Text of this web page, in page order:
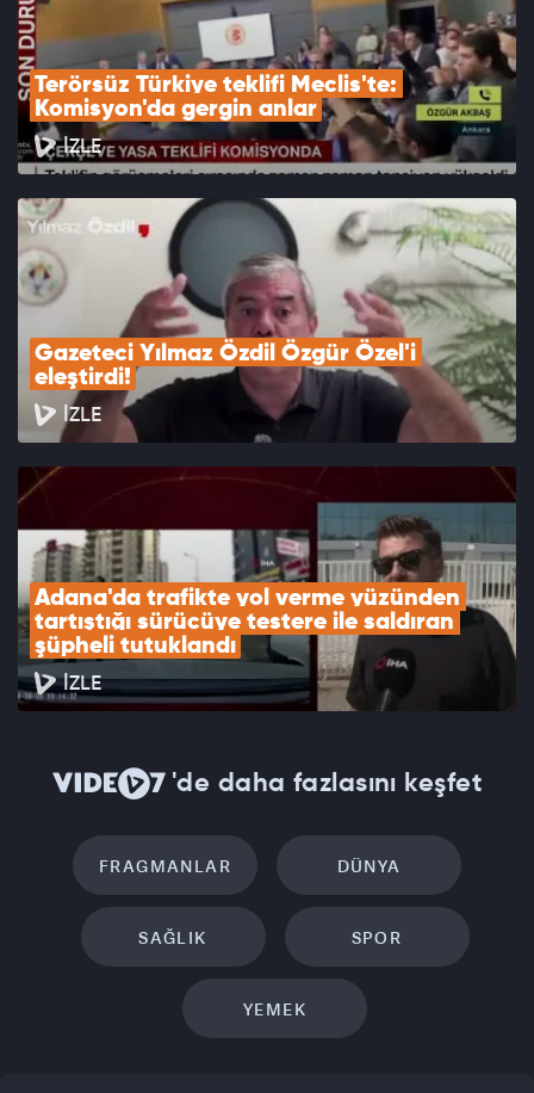
Terörsüz Türkiye teklifi Meclis'te:
Komisyon'da gergin anlar
İZLE
Gazeteci Yılmaz Özdil Özgür Özel'i
eleştirdi!
İZLE
Adana'da trafikte yol verme yüzünden
tartıştığı sürücüye testere ile saldıran
şüpheli tutuklandı
İZLE
'de daha fazlasını keşfet
FRAGMANLAR DÜNYA
SAĞLIK SPOR
YEMEK